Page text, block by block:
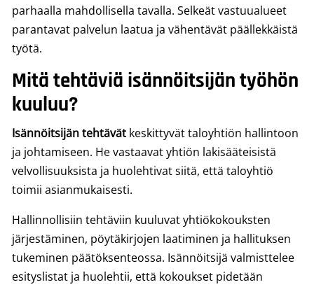
parhaalla mahdollisella tavalla. Selkeät vastuualueet
parantavat palvelun laatua ja vähentävät päällekkäistä
työtä.
Mitä tehtäviä isännöitsijän työhön
kuuluu?
Isännöitsijän tehtävät keskittyvät taloyhtiön hallintoon
ja johtamiseen. He vastaavat yhtiön lakisääteisistä
velvollisuuksista ja huolehtivat siitä, että taloyhtiö
toimii asianmukaisesti.
Hallinnollisiin tehtäviin kuuluvat yhtiökokouksten
järjestäminen, pöytäkirjojen laatiminen ja hallituksen
tukeminen päätöksenteossa. Isännöitsijä valmisttelee
esityslistat ja huolehtii, että kokoukset pidetään